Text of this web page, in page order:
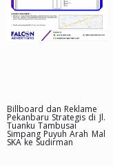
Billboard dan Reklame
Pekanbaru Strategis di Jl.
Tuanku Tambusai
Simpang Puyuh Arah Mal
SKA ke Sudirman